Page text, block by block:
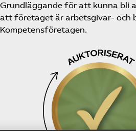
Grundläggande för att kunna bli
att företaget är arbetsgivar- och
Kompetensföretagen.